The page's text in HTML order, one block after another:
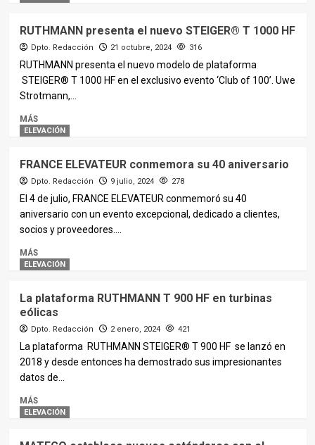
RUTHMANN presenta el nuevo STEIGER® T 1000 HF
Dpto. Redacción 21 octubre, 2024 316
RUTHMANN presenta el nuevo modelo de plataforma
STEIGER® T 1000 HF en el exclusivo evento ‘Club of 100’. Uwe
Strotmann,...
MÁS
ELEVACIÓN
FRANCE ELEVATEUR conmemora su 40 aniversario
Dpto. Redacción 9 julio, 2024 278
El 4 de julio, FRANCE ELEVATEUR conmemoró su 40
aniversario con un evento excepcional, dedicado a clientes,
socios y proveedores....
MÁS
ELEVACIÓN
La plataforma RUTHMANN T 900 HF en turbinas
eólicas
Dpto. Redacción 2 enero, 2024 421
La plataforma RUTHMANN STEIGER® T 900 HF se lanzó en
2018 y desde entonces ha demostrado sus impresionantes
datos de...
MÁS
ELEVACIÓN